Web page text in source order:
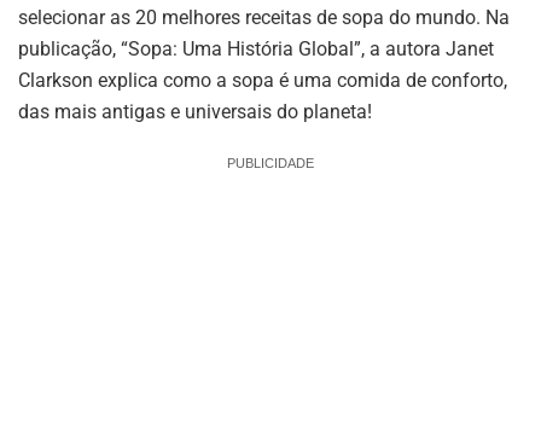
selecionar as 20 melhores receitas de sopa do mundo. Na
publicação, “Sopa: Uma História Global”, a autora Janet
Clarkson explica como a sopa é uma comida de conforto,
das mais antigas e universais do planeta!
PUBLICIDADE